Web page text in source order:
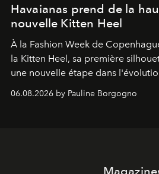
Havaianas prend de la
nouvelle Kitten Heel
À la Fashion Week de
la Kitten Heel, sa première
une nouvelle étape dans
06.08.2026 by Pauline Borgogno